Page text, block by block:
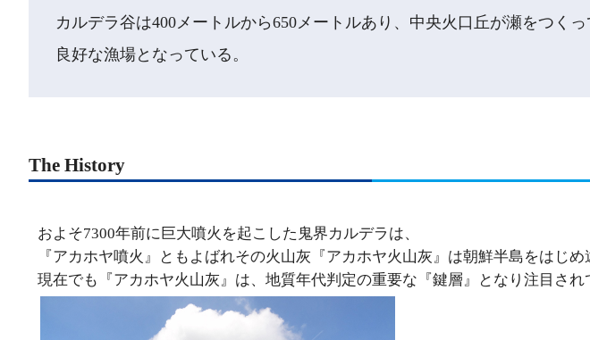
カルデラ谷は400メートルから650メートルあり、中央火口丘が瀬をつくっ
良好な漁場となっている。
The History
およそ7300年前に巨大噴火を起こした鬼界カルデラは、
『アカホヤ噴火』ともよばれその火山灰『アカホヤ火山灰』は朝鮮半島をはじ
現在でも『アカホヤ火山灰』は、地質年代判定の重要な『鍵層』となり注目され